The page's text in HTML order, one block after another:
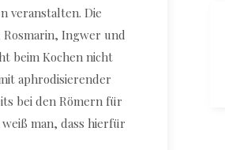
veranstalten. Die
Ingwer und
beim Kochen nicht
aphrodisierender
bei den Römern für
man, dass hierfür